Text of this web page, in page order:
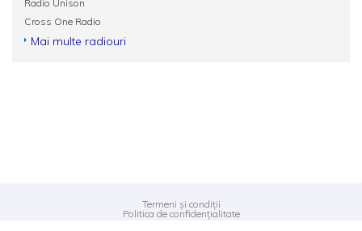
Radio Unison
Cross One Radio
Mai multe radiouri
Termeni și condiții
Politica de confidențialitate